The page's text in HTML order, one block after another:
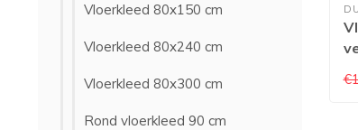
Vloerkleed 80x150 cm
Vloerkleed 80x240 cm
Vloerkleed 80x300 cm
Rond vloerkleed 90 cm